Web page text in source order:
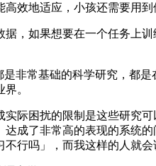
效地适应，小孩还需要用
如果想要在一个任务上训
常基础的科学研究，都是
。
困扰的限制是这些研究可
成了非常高的表现的系统
行吗」，而我这样的人就